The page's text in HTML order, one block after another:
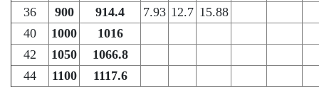
36
900 914.4 7.93 12.7 15.88
40
1000
1016
42
1050
1066.8
44
1100
1117.6